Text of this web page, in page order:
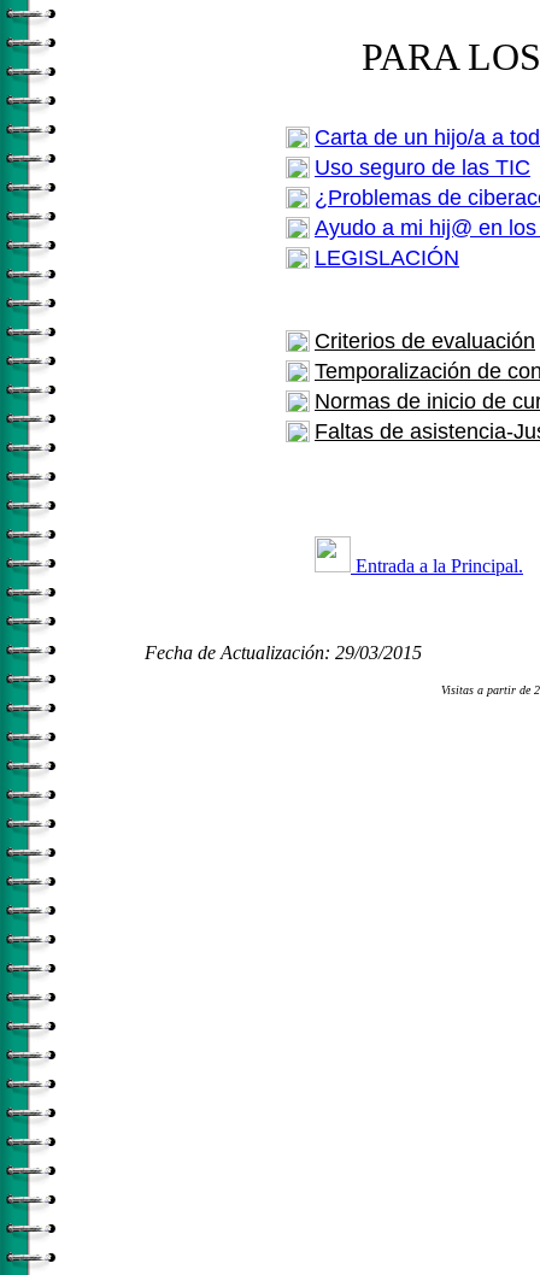
PARA
Carta de un hijo/a a
Uso seguro de las TIC
¿Problemas de
Ayudo a mi hij@ en
LEGISLACIÓN
Criterios de evaluación
Temporalización de
Normas de inicio de
Faltas de asistencia-
Entrada a la Principal.
Fecha de Actualización: 29/03/2015
Visitas a partir de